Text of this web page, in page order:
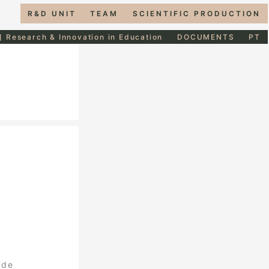
R&D UNIT TEAM SCIENTIFIC PRODUCTION
Research & Innovation in Education DOCUMENTS PT